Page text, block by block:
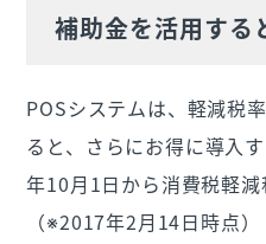
補助金を活用する
POSシステムは、軽減税
ると、さらにお得に導入
年10月1日から消費税軽減
（※2017年2月14日時点）